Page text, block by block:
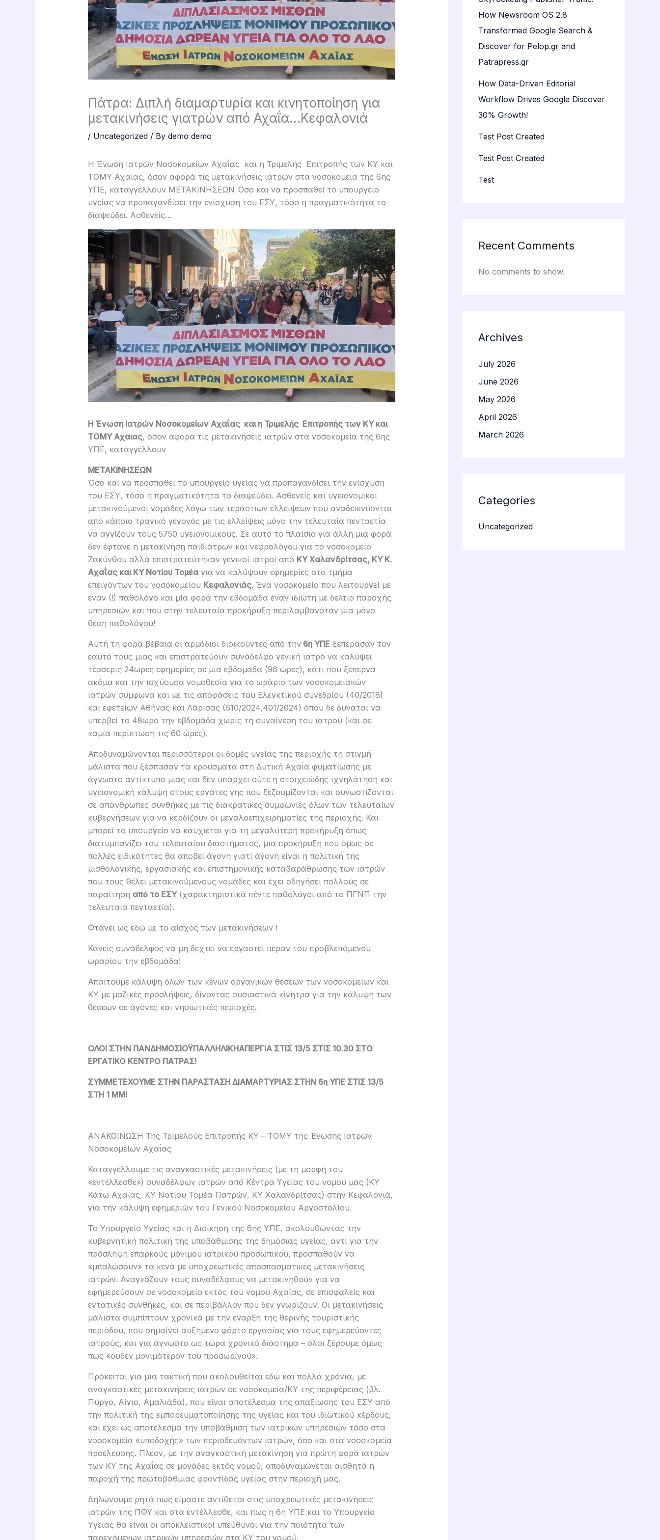
Πάτρα: Διπλή διαμαρτυρία και κινητοποίηση για
μετακινήσεις γιατρών από Αχαΐα…Κεφαλονιά
/ Uncategorized/ By demo demo
Η Ένωση Ιατρών Νοσοκομείων Αχαΐας και η Τριμελής Επιτροπής των ΚΥ και
ΤΟΜΥ Αχαιας, όσον αφορά τις μετακινήσεις ιατρών στα νοσοκομεία της 6ης
ΥΠΕ, καταγγέλλουν ΜΕΤΑΚΙΝΗΣΕΩΝ Όσο και να προσπαθεί το υπουργείο
υγείας να προπαγανδίσει την ενίσχυση του ΕΣΥ, τόσο η πραγματικότητα το
διαψεύδει. Ασθενείς…
Η Ένωση Ιατρών Νοσοκομείων Αχαΐας και η Τριμελής Επιτροπής των ΚΥ και
ΤΟΜΥ Αχαιας, όσον αφορά τις μετακινήσεις ιατρών στα νοσοκομεία της 6ης
ΥΠΕ, καταγγέλλουν
ΜΕΤΑΚΙΝΗΣΕΩΝ
Όσο και να προσπαθεί το υπουργείο υγείας να προπαγανδίσει την ενίσχυση
του ΕΣΥ, τόσο η πραγματικότητα το διαψεύδει. Ασθενείς και υγειονομικοί
μετακινούμενοι νομάδες λόγω των τεράστιων ελλείψεων που αναδεικνύονται
από κάποιο τραγικό γεγονός με τις ελλείψεις μόνο την τελευταία πενταετία
να αγγίζουν τους 5750 υγειονομικούς. Σε αυτό το πλαίσιο για άλλη μια φορά
δεν έφτανε η μετακίνηση παιδιάτρων και νεφρολόγου για το νοσοκομείο
Ζακύνθου αλλά επιστρατεύτηκαν γενικοί ιατροί από ΚΥ Χαλανδρίτσας, ΚΥ Κ.
Αχαΐας και ΚΥ Νοτίου Τομέαγια να καλύψουν εφημερίες στο τμήμα
επειγόντων του νοσοκομείου Κεφαλονιάς. Ένα νοσοκομείο που λειτουργεί με
έναν (!) παθολόγο και μία φορά την εβδομάδα έναν ιδιώτη με δελτίο παροχής
υπηρεσιών και που στην τελευταία προκήρυξη περιλαμβανόταν μία μόνο
θέση παθολόγου!
Αυτή τη φορά βέβαια οι αρμόδιοι διοικούντες από την6η ΥΠΕ ξεπέρασαν τον
εαυτό τους μιας και επιστρατεύουν συνάδελφο γενική ιατρό να καλύψει
τέσσερις 24ωρες εφημερίες σε μια εβδομάδα (96 ώρες), κάτι που ξεπερνά
ακόμα και την ισχύουσα νομοθεσία για το ωράριο των νοσοκομειακών
ιατρών σύμφωνα και με τις αποφάσεις του Ελεγκτικού συνεδρίου (40/2018)
και εφετείων Αθήνας και Λάρισας (610/2024,401/2024) όπου δε δύναται να
υπερβεί το 48ωρο την εβδομάδα χωρίς τη συναίνεση του ιατρού (και σε
καμία περίπτωση τις 60 ώρες).
Αποδυναμώνονται περισσότεροι οι δομές υγείας της περιοχής τη στιγμή
μάλιστα που ξέσπασαν τα κρούσματα στη Δυτική Αχαΐα φυματίωσης με
άγνωστο αντίκτυπο μιας και δεν υπάρχει ούτε η στοιχειώδης ιχνηλάτηση και
υγειονομική κάλυψη στους εργάτες γης που ξεζουμίζονται και συνωστίζονται
σε απάνθρωπες συνθήκες με τις διακρατικές συμφωνίες όλων των τελευταίων
κυβερνήσεων για να κερδίζουν οι μεγαλοεπιχειρηματίες της περιοχής. Και
μπορεί το υπουργείο να καυχιέται για τη μεγαλύτερη προκήρυξη όπως
διατυμπανίζει του τελευταίου διαστήματος, μια προκήρυξη που όμως σε
πολλές ειδικότητες θα αποβεί άγονη γιατί άγονη είναι η πολιτική της
μισθολογικής, εργασιακής και επιστημονικής καταβαράθρωσης των ιατρών
που τους θέλει μετακινούμενους νομάδες και έχει οδηγήσει πολλούς σε
παραίτηση από το ΕΣΥ(χαρακτηριστικά πέντε παθολόγοι από το ΠΓΝΠ την
τελευταία πενταετία).
Φτάνει ως εδώ με το αίσχος των μετακινήσεων !
Κανείς συνάδελφος να μη δεχτεί να εργαστεί πέραν του προβλεπόμενου
ωραρίου την εβδομάδα!
Απαιτούμε κάλυψη όλων των κενών οργανικών θέσεων των νοσοκομείων και
ΚΥ με μαζικές προσλήψεις, δίνοντας ουσιαστικά κίνητρα για την κάλυψη των
θέσεων σε άγονες και νησιωτικές περιοχές.
ΟΛΟΙ ΣΤΗΝ ΠΑΝΔΗΜΟΣΙΟΫΠΑΛΛΗΛΙΚΗΑΠΕΡΓΙΑ ΣΤΙΣ 13/5 ΣΤΙΣ 10.30 ΣΤΟ
ΕΡΓΑΤΙΚΟ ΚΕΝΤΡΟ ΠΑΤΡΑΣ!
ΣΥΜΜΕΤΕΧΟΥΜΕ ΣΤΗΝ ΠΑΡΑΣΤΑΣΗ ΔΙΑΜΑΡΤΥΡΙΑΣ ΣΤΗΝ 6η ΥΠΕ ΣΤΙΣ 13/5
ΣΤΗ 1 ΜΜ!
ΑΝΑΚΟΙΝΩΣΗ Της Τριμελούς Επιτροπής ΚΥ – ΤΟΜΥ της Ένωσης Ιατρών
Νοσοκομείων Αχαΐας
Καταγγέλλουμε τις αναγκαστικές μετακινήσεις (με τη μορφή του
«εντέλλεσθε») συναδέλφων ιατρών από Κέντρα Υγείας του νομού μας (ΚΥ
Κάτω Αχαΐας, ΚΥ Νοτίου Τομέα Πατρών, ΚΥ Χαλανδρίτσας) στην Κεφαλονιά,
για την κάλυψη εφημεριών του Γενικού Νοσοκομείου Αργοστολίου.
Το Υπουργείο Υγείας και η Διοίκηση της 6ης ΥΠΕ, ακολουθώντας την
κυβερνητική πολιτική της υποβάθμισης της δημόσιας υγείας, αντί για την
πρόσληψη επαρκούς μόνιμου ιατρικού προσωπικού, προσπαθούν να
«μπαλώσουν» τα κενά με υποχρεωτικές αποσπασματικές μετακινήσεις
ιατρών. Αναγκάζουν τους συναδέλφους να μετακινηθούν για να
εφημερεύσουν σε νοσοκομείο εκτός του νομού Αχαΐας, σε επισφαλείς και
εντατικές συνθήκες, και σε περιβάλλον που δεν γνωρίζουν. Οι μετακινήσεις
μάλιστα συμπίπτουν χρονικά με την έναρξη της θερινής τουριστικής
περιόδου, που σημαίνει αυξημένο φόρτο εργασίας για τους εφημερεύοντες
ιατρούς, και για άγνωστο ως τώρα χρονικό διάστημα – όλοι ξέρουμε όμως
πως «ουδέν μονιμότερον του προσωρινού».
Πρόκειται για μια τακτική που ακολουθείται εδώ και πολλά χρόνια, με
αναγκαστικές μετακινήσεις ιατρών σε νοσοκομεία/ΚΥ της περιφέρειας (βλ.
Πύργο, Αίγιο, Αμαλιάδα), που είναι αποτέλεσμα της απαξίωσης του ΕΣΥ από
την πολιτική της εμπορευματοποίησης της υγείας και του ιδιωτικού κέρδους,
και έχει ως αποτέλεσμα την υποβάθμιση των ιατρικών υπηρεσιών τόσο στα
νοσοκομεία «υποδοχής» των περιοδευόντων ιατρών, όσο και στα νοσοκομεία
προέλευσης. Πλέον, με την αναγκαστική μετακίνηση για πρώτη φορά ιατρών
των ΚΥ της Αχαΐας σε μονάδες εκτός νομού, αποδυναμώνεται αισθητά η
παροχή της πρωτοβάθμιας φροντίδας υγείας στην περιοχή μας.
Δηλώνουμε ρητά πως είμαστε αντίθετοι στις υποχρεωτικές μετακινήσεις
ιατρών της ΠΦΥ και στα εντέλλεσθε, και πως η 6η ΥΠΕ και το Υπουργείο
Υγείας θα είναι οι αποκλειστικοί υπεύθυνοι για την ποιότητα των
παρεχόμενων ιατρικών υπηρεσιών στα ΚΥ του νομού.
How Newsroom OS 2.8
Transformed Google Search &
Discover for Pelop.gr and
Patrapress.gr
How Data-Driven Editorial
Workflow Drives Google Discover
30% Growth!
Test Post Created
Test Post Created
Test
Recent Comments
No comments to show.
Archives
July 2026
June 2026
May 2026
April 2026
March 2026
Categories
Uncategorized